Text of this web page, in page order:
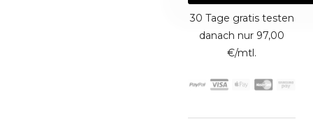
30 Tage gratis testen
danach nur 97,00
€/mtl.